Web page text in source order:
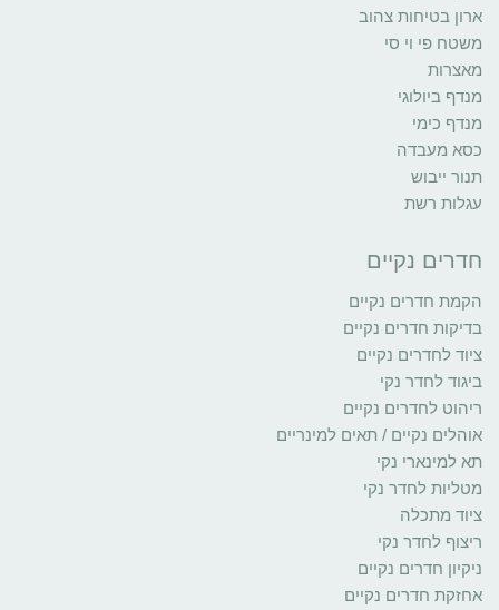
ארון בטיחות צהוב
משטח פי וי סי
מאצרות
מנדף ביולוגי
מנדף כימי
כסא מעבדה
תנור ייבוש
עגלות רשת
חדרים נקיים
הקמת חדרים נקיים
בדיקות חדרים נקיים
ציוד לחדרים נקיים
ביגוד לחדר נקי
ריהוט לחדרים נקיים
אוהלים נקיים / תאים למינריים
תא למינארי נקי
מטליות לחדר נקי
ציוד מתכלה
ריצוף לחדר נקי
ניקיון חדרים נקיים
אחזקת חדרים נקיים